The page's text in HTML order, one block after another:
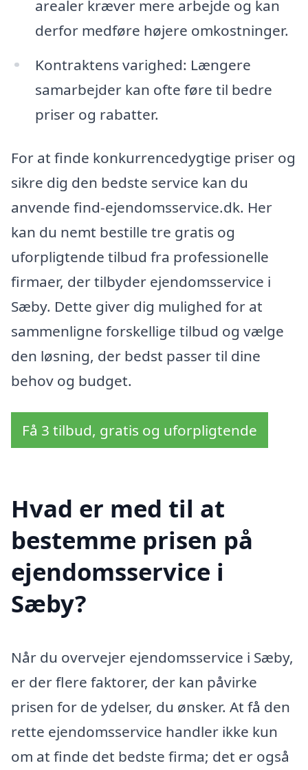
arealer kræver mere arbejde og kan
derfor medføre højere omkostninger.
Kontraktens varighed: Længere
samarbejder kan ofte føre til bedre
priser og rabatter.
For at finde konkurrencedygtige priser og
sikre dig den bedste service kan du
anvende find-ejendomsservice.dk. Her
kan du nemt bestille tre gratis og
uforpligtende tilbud fra professionelle
firmaer, der tilbyder ejendomsservice i
Sæby. Dette giver dig mulighed for at
sammenligne forskellige tilbud og vælge
den løsning, der bedst passer til dine
behov og budget.
Få 3 tilbud, gratis og uforpligtende
Hvad er med til at
bestemme prisen på
ejendomsservice i
Sæby?
Når du overvejer ejendomsservice i Sæby,
er der flere faktorer, der kan påvirke
prisen for de ydelser, du ønsker. At få den
rette ejendomsservice handler ikke kun
om at finde det bedste firma; det er også